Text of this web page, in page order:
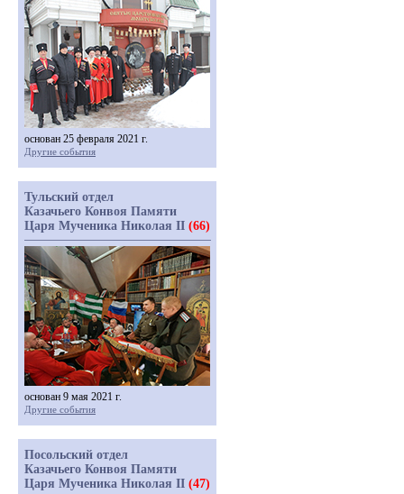
основан 25 февраля 2021 г.
Другие события
Тульский отдел
Казачьего Конвоя Памяти
Царя Мученика Николая II (66)
основан 9 мая 2021 г.
Другие события
Посольский отдел
Казачьего Конвоя Памяти
Царя Мученика Николая II (47)